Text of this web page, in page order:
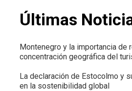
Últimas
Montenegro y la importancia de
concentración geográfica del
La declaración de Estocolmo y
en la sostenibilidad global